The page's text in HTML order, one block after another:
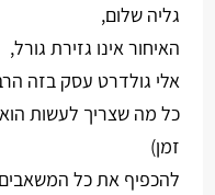
גליה שלום,
האיחור אינו גזירת גורל,
אלי גולדרט עסק בזה
כל מה שצריך לעשות הוא
זמן)
להכפיף את כל